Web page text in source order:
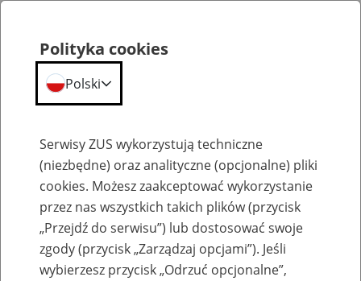
Szkolenia
Polityka cookies
Polski
Serwisy ZUS wykorzystują techniczne
(niezbędne) oraz analityczne (opcjonalne) pliki
cookies. Możesz zaakceptować wykorzystanie
przez nas wszystkich takich plików (przycisk
„Przejdź do serwisu”) lub dostosować swoje
zgody (przycisk „Zarządzaj opcjami”). Jeśli
wybierzesz przycisk „Odrzuć opcjonalne”,